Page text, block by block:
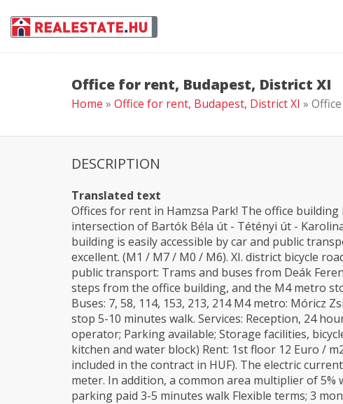
Office for rent, Budapest, District XI
Home » Office for rent, Budapest, District XI »
DESCRIPTION
Translated text
Offices for rent in Hamzsa Park! The office
intersection of Bartók Béla út - Tétényi út -
building is easily accessible by car and public
excellent. (M1 / M7 / M0 / M6). XI. district bicycle
public transport: Trams and buses from Deák
steps from the office building, and the M4 metro
Buses: 7, 58, 114, 153, 213, 214 M4 metro: Móricz
stop 5-10 minutes walk. Services: Reception, 24
operator; Parking available; Storage facilities,
kitchen and water block) Rent: 1st floor 12 Euro /
included in the contract in HUF). The electric
meter. In addition, a common area multiplier of
parking paid 3-5 minutes walk Flexible terms; 3